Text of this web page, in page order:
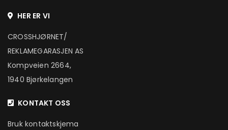
HER ER VI
CROSSHJØRNET/
REKLAMEGARASJEN AS
Kompveien 2664,
1940 Bjørkelangen
KONTAKT OSS
Bruk kontaktskjema